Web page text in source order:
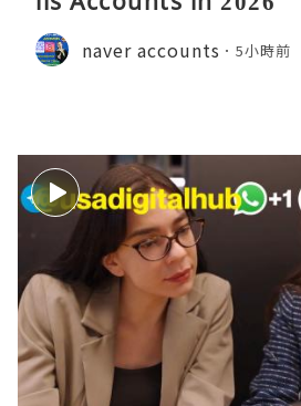
naver accounts 5小時前